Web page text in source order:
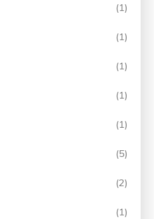
(1)
(1)
(1)
(1)
(1)
(5)
(2)
(1)